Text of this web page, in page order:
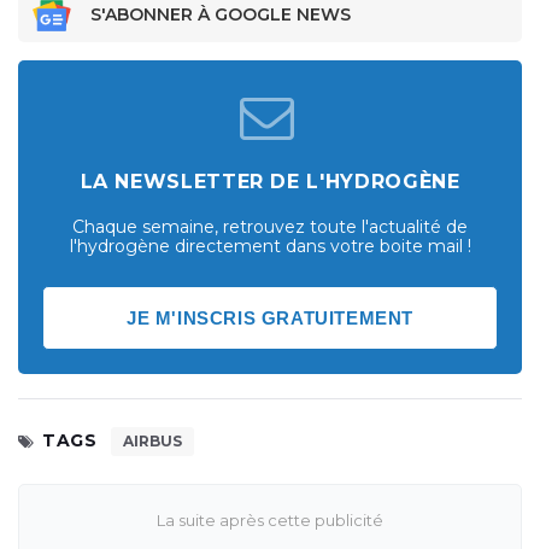
S'ABONNER À GOOGLE NEWS
LA NEWSLETTER DE L'HYDROGÈNE
Chaque semaine, retrouvez toute l'actualité de
l'hydrogène directement dans votre boite mail !
JE M'INSCRIS GRATUITEMENT
TAGS AIRBUS